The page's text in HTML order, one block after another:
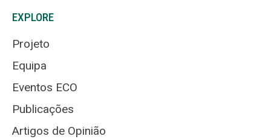
EXPLORE
Projeto
Equipa
Eventos ECO
Publicações
Artigos de Opinião